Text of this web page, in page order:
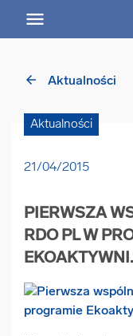
Niszczenie
Archiwizowanie
arrow_back Aktualności
Aktualności
21/04/2015
PIERWSZA
RDO PL W